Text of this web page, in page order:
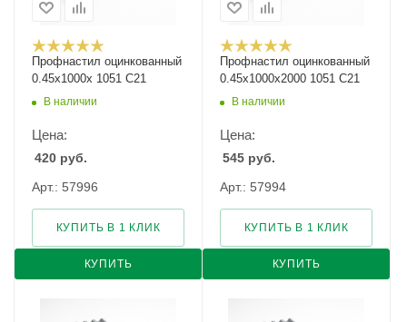
Профнастил оцинкованный
0.45х1000х 1051 С21
В наличии
Цена:
420 руб.
Арт.: 57996
КУПИТЬ
КУПИТЬ В 1 КЛИК
Профнастил оцинкованный
0.45х1000х2000 1051 С21
В наличии
Цена:
545 руб.
Арт.: 57994
КУПИТЬ
КУПИТЬ В 1 КЛИК